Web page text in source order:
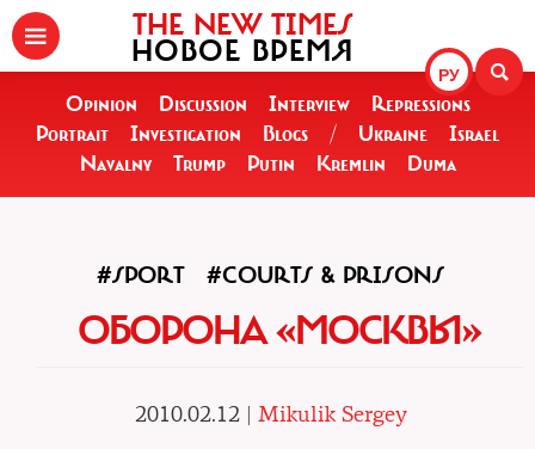
РУ
THE NEW TIMES
НОВОЕ ВРЕМЯ
Opinion Discussion Interview
Repressions
Portrait
Investigation Blogs / Ukraine
Israel
Navalny
Trump Putin Kremlin Duma
#SPORT #COURTS & PRISONS
ОБОРОНА «МОСКВЫ»
2010.02.12 | Mikulik Sergey